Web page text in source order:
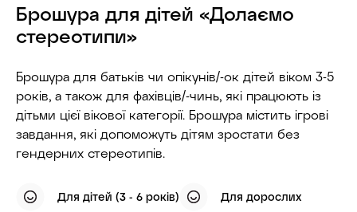
Брошура для дітей «Долаємо
стереотипи»
Брошура для батьків чи опікунів/-ок дітей віком 3-5
років, а також для фахівців/-чинь, які працюють із
дітьми цієї вікової категорії. Брошура містить ігрові
завдання, які допоможуть дітям зростати бeз
гeндeрних стeрeотипів.
Для дітей (3 - 6 років) Для дорослих